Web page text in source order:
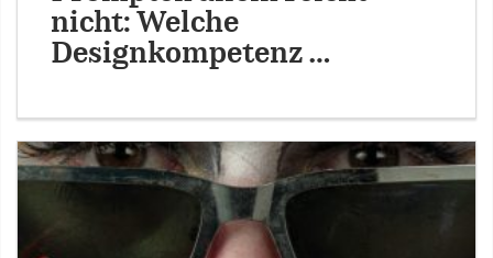
nicht: Welche
Designkompetenz …